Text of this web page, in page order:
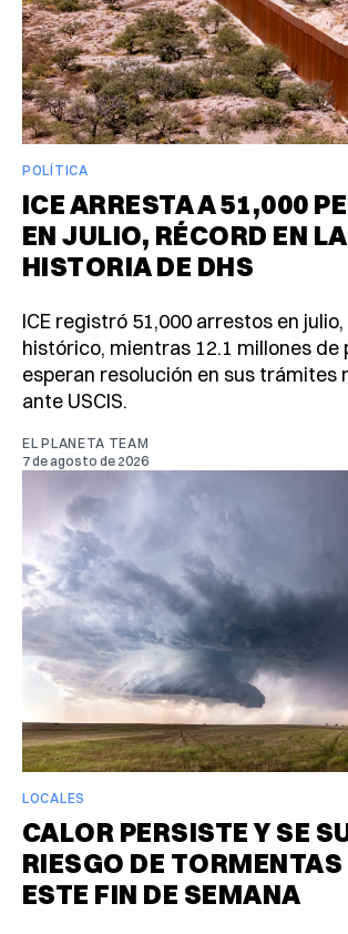
POLÍTICA
ICE ARRESTA A 51,000
EN JULIO, RÉCORD EN LA
HISTORIA DE DHS
ICE registró 51,000 arrestos en
histórico, mientras 12.1 millones de
esperan resolución en sus trámites
ante USCIS.
EL PLANETA TEAM
7 de agosto de 2026
LOCALES
CALOR PERSISTE Y SE
RIESGO DE TORMENTAS
ESTE FIN DE SEMANA